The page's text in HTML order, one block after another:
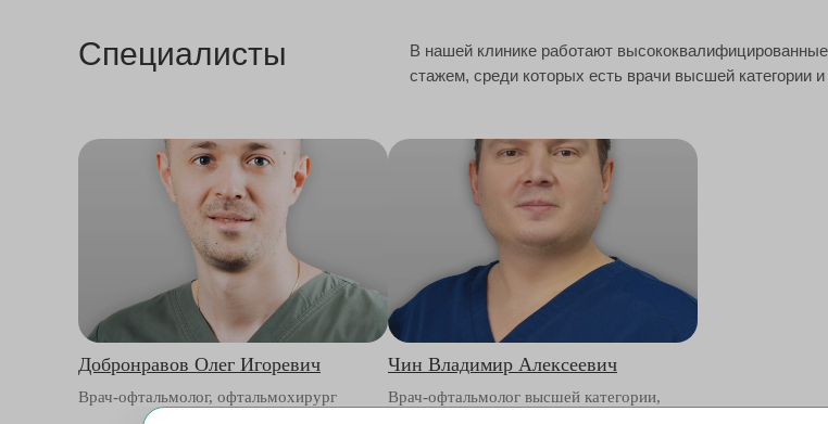
Специалисты
В нашей клинике работают
стажем, среди которых есть врачи высшей категории
Добронравов Олег Игоревич
Врач-офтальмолог, офтальмохирург
Чин Владимир Алексеевич
Врач-офтальмолог высшей категории,